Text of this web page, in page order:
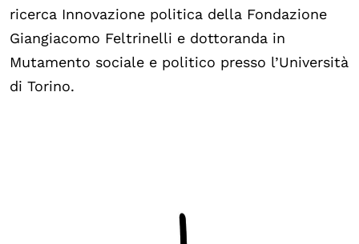
ricerca Innovazione politica della Fondazione
Giangiacomo Feltrinelli e dottoranda in
Mutamento sociale e politico presso l’Università
di Torino.